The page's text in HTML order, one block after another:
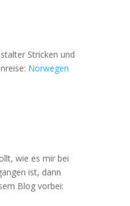
Stricken und
Norwegen
wie es mir bei
ist, dann
Blog vorbei: